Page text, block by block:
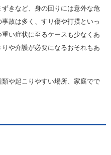
きなど、身の回りには意外な危
故は多く、すり傷や打撲といっ
い症状に至るケースも少なくあ
や介護が必要になるおそれもあ
や起こりやすい場所、家庭でで